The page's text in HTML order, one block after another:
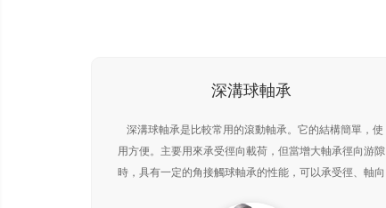
深溝球軸承
深溝球軸承是比較常用的滾動軸承。它的結構簡單，使
用方便。主要用來承受徑向載荷，但當增大軸承徑向游隙
時，具有一定的角接觸球軸承的性能，可以承受徑、軸向